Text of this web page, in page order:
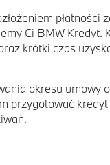
płatności
Ci BMW Kredyt.
krótki czas
okresu umowy
przygotować kredyt